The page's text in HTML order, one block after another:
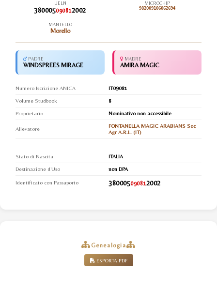
UELN
380005090812002
MICROCHIP
982009106062694
MANTELLO
Morello
PADRE
WINDSPREES MIRAGE
MADRE
AMIRA MAGIC
Numero Iscrizione ANICA
IT09081
Volume Studbook
8
Proprietario
Nominativo non accessibile
Allevatore
FONTANELLA MAGIC ARABIANS Soc
Agr A.R.L. (IT)
Stato di Nascita
ITALIA
Destinazione d'Uso
non DPA
Identificato con Passaporto 380005090812002
Genealogia
ESPORTA PDF